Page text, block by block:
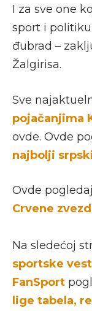
I za sve one
sport i
đubrad –
Žalgirisa.
Sve
pojačanjima
ovde. Ovde
najbolji
Ovde
Crvene
Na sledećoj
sportske
FanSport
lige tabela,